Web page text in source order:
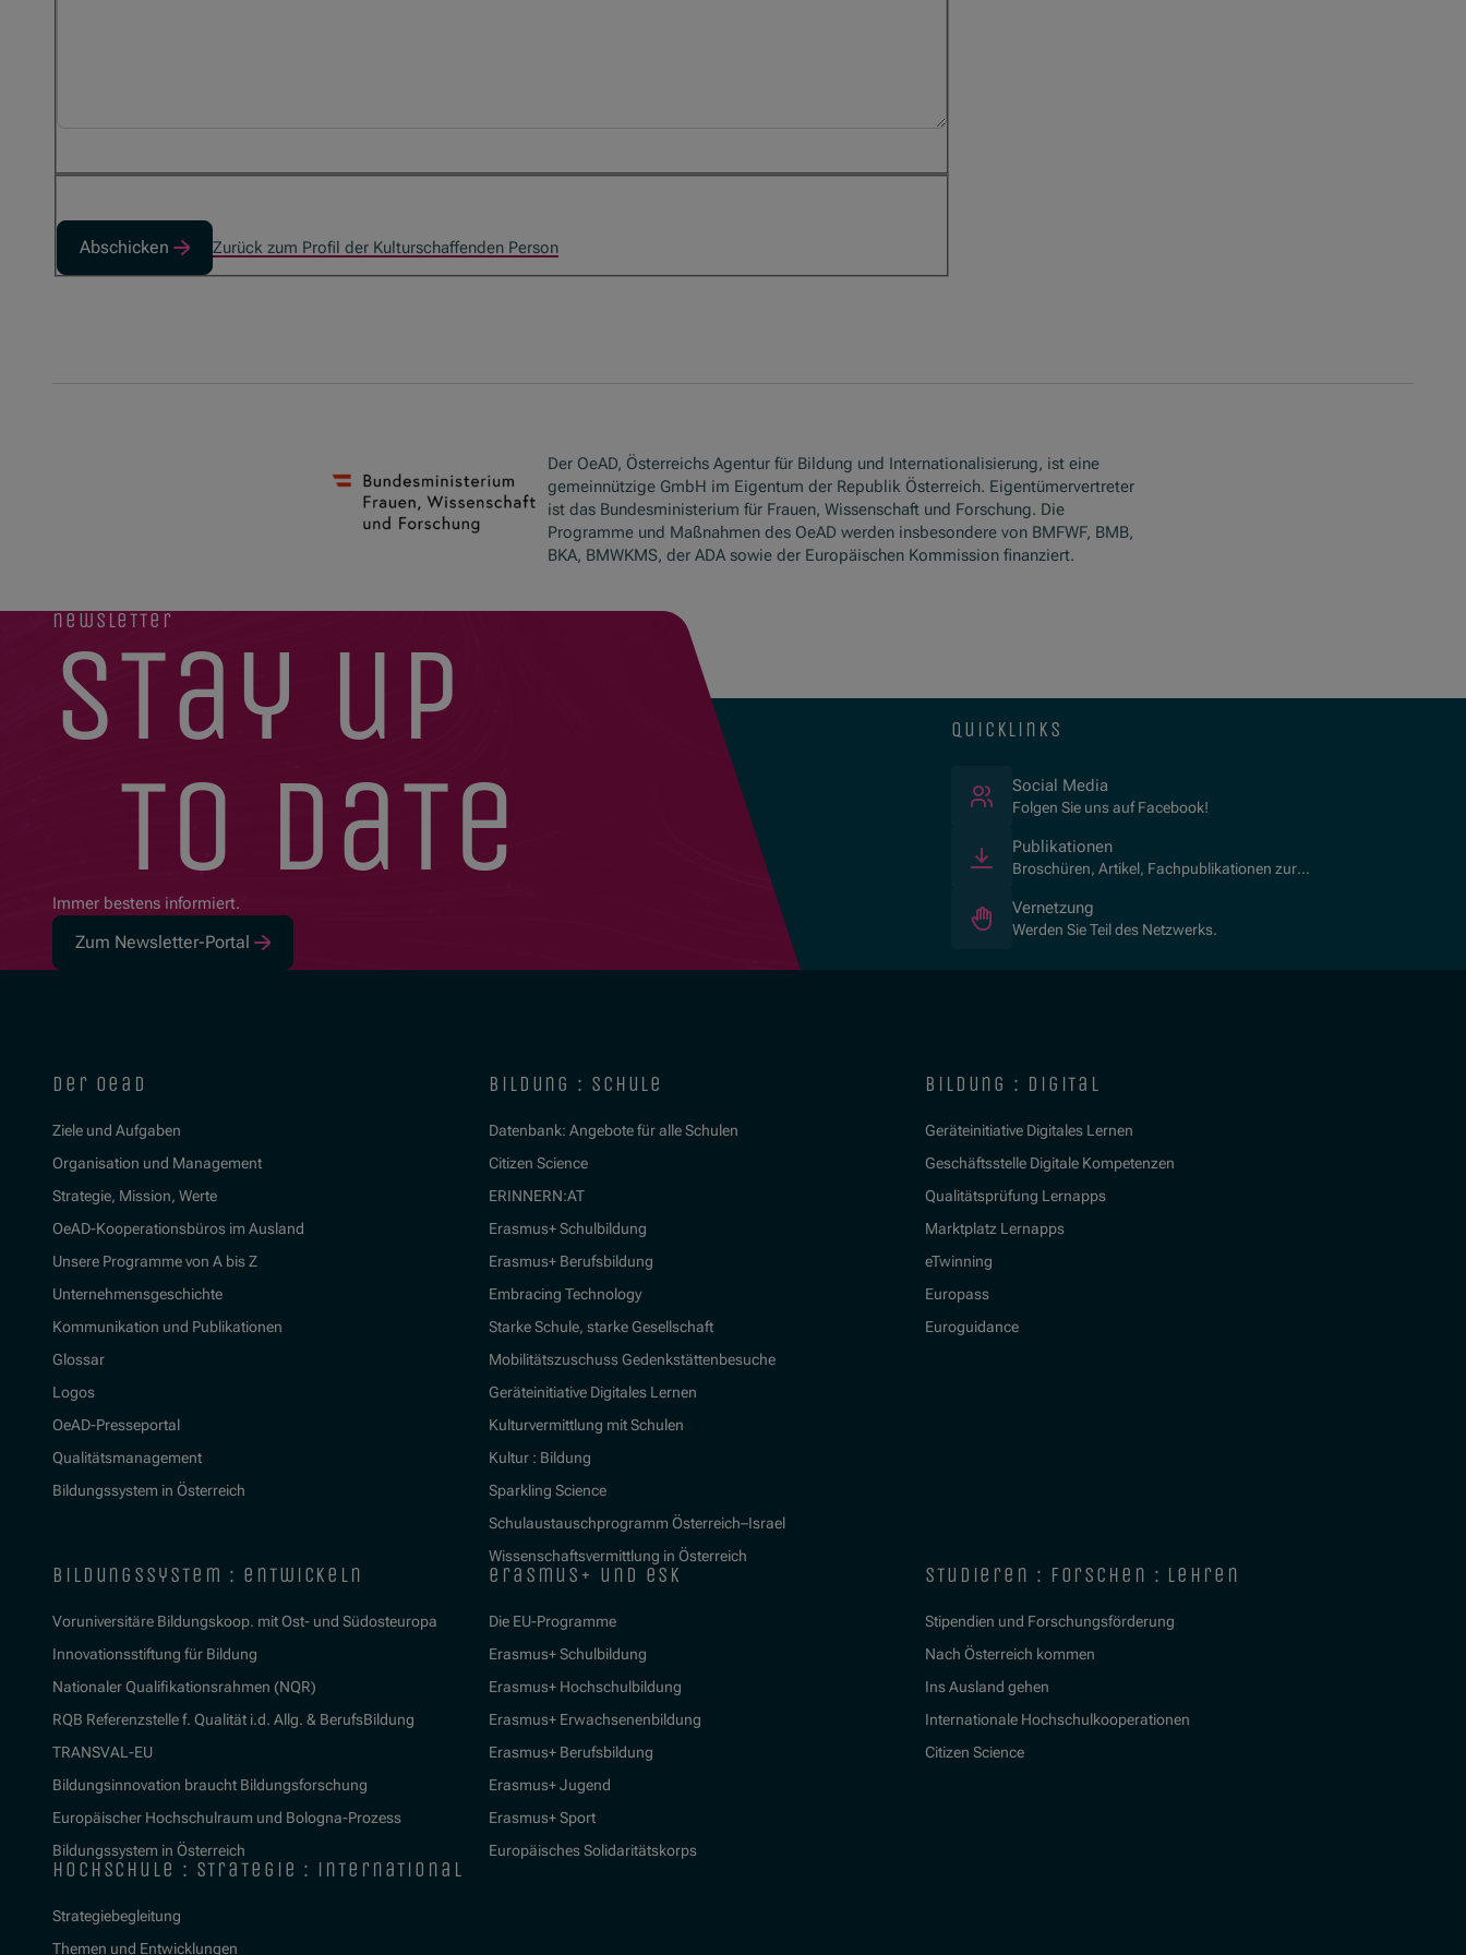
Abschicken Zurück zum Profil der Kulturschaffenden Person
Der OeAD, Österreichs Agentur für Bildung und Internationalisierung, ist eine
gemeinnützige GmbH im Eigentum der Republik Österreich. Eigentümervertreter
ist das Bundesministerium für Frauen, Wissenschaft und Forschung. Die
Programme und Maßnahmen des OeAD werden insbesondere von BMFWF, BMB,
BKA, BMWKMS, der ADA sowie der Europäischen Kommission finanziert.
newsletter
stay up
to date
Immer bestens informiert.
Zum Newsletter-Portal
quicklinks
Social Media
Folgen Sie uns auf Facebook!
Publikationen
Broschüren, Artikel, Fachpublikationen zur
Vernetzung
Werden Sie Teil des Netzwerks.
der oead
Ziele und Aufgaben
Organisation und Management
Strategie, Mission, Werte
OeAD-Kooperationsbüros im Ausland
Unsere Programme von A bis Z
Unternehmensgeschichte
Kommunikation und Publikationen
Glossar
Logos
OeAD-Presseportal
Qualitätsmanagement
Bildungssystem in Österreich
bildung : schule
Datenbank: Angebote für alle Schulen
Citizen Science
ERINNERN:AT
Erasmus+ Schulbildung
Erasmus+ Berufsbildung
Embracing Technology
Starke Schule, starke Gesellschaft
Mobilitätszuschuss Gedenkstättenbesuche
Geräteinitiative Digitales Lernen
Kulturvermittlung mit Schulen
Kultur : Bildung
Sparkling Science
Schulaustauschprogramm Österreich–Israel
Wissenschaftsvermittlung in Österreich
bildung : digital
Geräteinitiative Digitales Lernen
Geschäftsstelle Digitale Kompetenzen
Qualitätsprüfung Lernapps
Marktplatz Lernapps
eTwinning
Europass
Euroguidance
bildungssystem : entwickeln
Voruniversitäre Bildungskoop. mit Ost- und Südosteuropa
Innovationsstiftung für Bildung
Nationaler Qualifikationsrahmen (NQR)
RQB Referenzstelle f. Qualität i.d. Allg. & BerufsBildung
TRANSVAL-EU
Bildungsinnovation braucht Bildungsforschung
Europäischer Hochschulraum und Bologna-Prozess
Bildungssystem in Österreich
erasmus+ und esk
Die EU-Programme
Erasmus+ Schulbildung
Erasmus+ Hochschulbildung
Erasmus+ Erwachsenenbildung
Erasmus+ Berufsbildung
Erasmus+ Jugend
Erasmus+ Sport
Europäisches Solidaritätskorps
studieren : forschen : lehren
Stipendien und Forschungsförderung
Nach Österreich kommen
Ins Ausland gehen
Internationale Hochschulkooperationen
Citizen Science
hochschule : strategie : international
Strategiebegleitung
Themen und Entwicklungen